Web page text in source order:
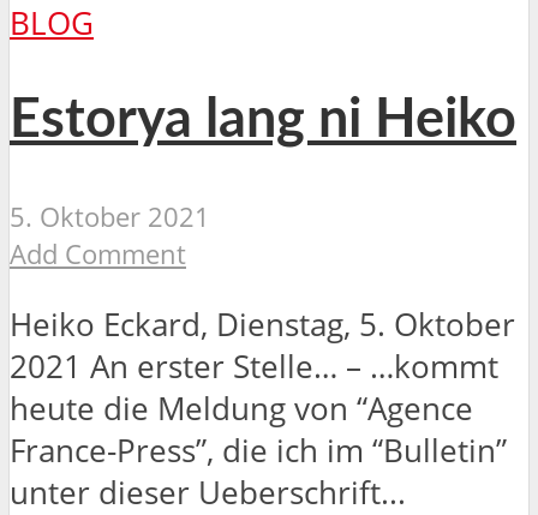
BLOG
Estorya lang ni Heiko
5. Oktober 2021
Add Comment
Heiko Eckard, Dienstag, 5. Oktober
2021 An erster Stelle… – …kommt
heute die Meldung von “Agence
France-Press”, die ich im “Bulletin”
unter dieser Ueberschrift...